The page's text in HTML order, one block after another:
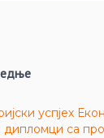
успјех
дипломци са